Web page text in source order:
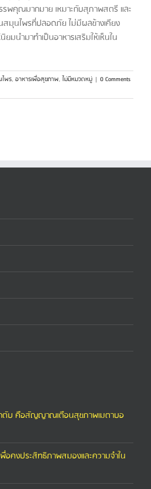
พคุณมากมาย เหมาะกับสุภาพสตรี และ
มุนไพรที่ปลอดภัย ไม่มีผลข้างเคียง
มนำมาทำเป็นอาหารเสริมให้เห็นใน
ไพร, อาหารเพื่อสุขภาพ,ไม่มีหมวดหมู่ | 0 Comments
ตับ คือสัญญาณเตือนสุขภาพเมตาบอ
อคงประสิทธิภาพสมองและความจำใน